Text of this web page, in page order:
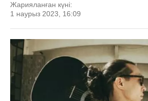
Жарияланған күні:
1 наурыз 2023, 16:09